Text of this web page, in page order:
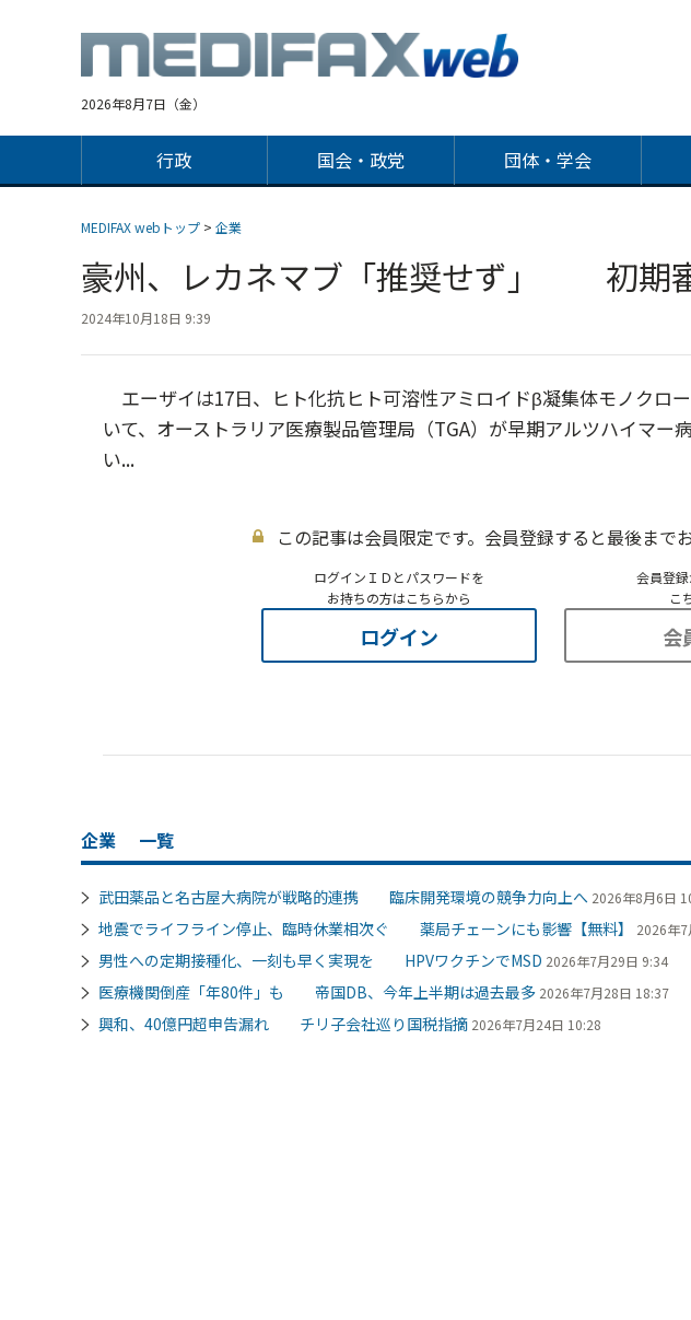
2026年8月7日（金）
行政 国会・政党 団体・学会
MEDIFAX webトップ > 企業
豪州、レカネマブ「推奨せず」 初期
2024年10月18日 9:39
エーザイは17日、ヒト化抗ヒト可溶性アミロイドβ凝集体モノクロ
いて、オーストラリア医療製品管理局（TGA）が早期アルツハイマー
い...
この記事は会員限定です。会員登録すると最後まで
ログインＩＤとパスワードを
お持ちの方はこちらから
ログイン
会員登
こ
会
企業 一覧
武田薬品と名古屋大病院が戦略的連携 臨床開発環境の競争力向上へ 2026年8月6日
地震でライフライン停止、臨時休業相次ぐ 薬局チェーンにも影響【無料】 2026年
男性への定期接種化、一刻も早く実現を HPVワクチンでMSD 2026年7月29日 9:34
医療機関倒産「年80件」も 帝国DB、今年上半期は過去最多 2026年7月28日 18:37
興和、40億円超申告漏れ チリ子会社巡り国税指摘 2026年7月24日 10:28